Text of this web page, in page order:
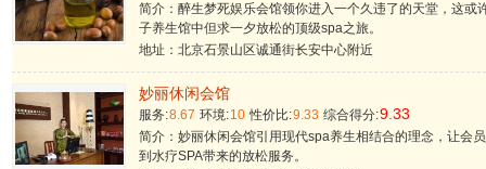
简介：醉生梦死娱乐会馆领你进入一个久违了的天堂，这或
子养生馆中但求一夕放松的顶级spa之旅。
地址：北京石景山区诚通街长安中心附近
妙丽休闲会馆
服务:8.67 环境:10 性价比:9.33 综合得分:9.33
简介：妙丽休闲会馆引用现代spa养生相结合的理念，让会
到水疗SPA带来的放松服务。